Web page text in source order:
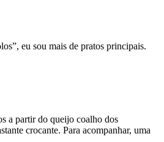
eu sou mais de pratos principais.
a partir do queijo coalho dos
crocante. Para acompanhar, uma